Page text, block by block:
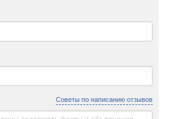
Советы по написанию отзывов